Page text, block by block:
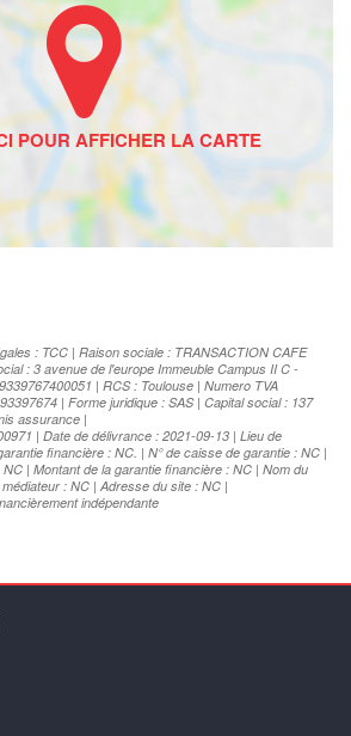
: TCC | Raison sociale : TRANSACTION CAFE
: 3 avenue de l'europe Immeuble Campus II C -
| RCS : Toulouse | Numero TVA
| Forme juridique : SAS | Capital social : 137
assurance |
| Date de délivrance : 2021-09-13 | Lieu de
financière : NC. | N° de caisse de garantie : NC |
| Montant de la garantie financière : NC | Nom du
: NC | Adresse du site : NC |
indépendante